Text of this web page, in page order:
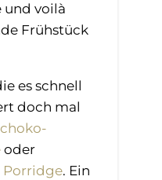
und voilà
Frühstück
es schnell
doch mal
oder
Porridge. Ein